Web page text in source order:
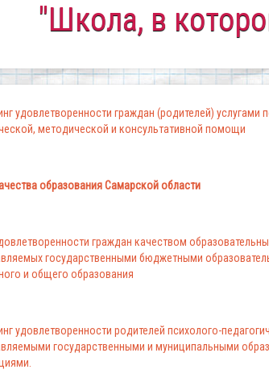
в которой
удовлетворенности граждан (родителей) услугами
методической и консультативной помощи
образования Самарской области
граждан качеством
государственными бюджетными
и общего образования
удовлетворенности родителей психолого-
государственными и муниципальными